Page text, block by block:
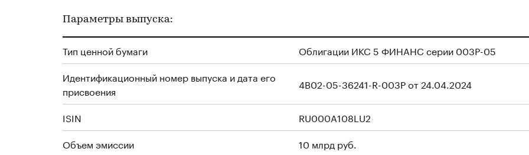
Параметры выпуска:
Тип ценной бумаги
Облигации ИКС 5 ФИНАНС серии 003Р-05
Идентификационный номер выпуска и дата его
присвоения
4B02-05-36241-R-003P от 24.04.2024
ISIN
RU000A108LU2
Объем эмиссии
10 млрд руб.